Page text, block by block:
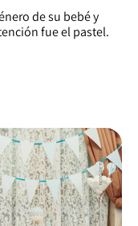
de su bebé y
fue el pastel.